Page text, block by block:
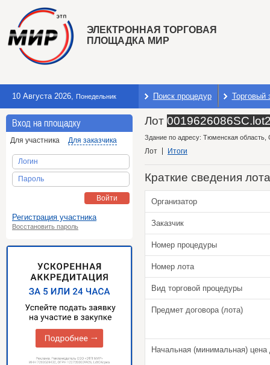
ЭЛЕКТРОННАЯ ТОРГОВАЯ
ПЛОЩАДКА МИР
10 Августа 2026, Понедельник Поиск процедур Торговый
Вход на площадку
Для участника Для заказчика
Логин
Пароль
Войти
Регистрация участника
Восстановить пароль
Лот
Здание по адресу: Тюменская
Лот Итоги
Краткие сведения лота
Организатор
Заказчик
Номер процедуры
Номер лота
Вид торговой процедуры
Предмет договора (лота)
Начальная (минимальная) цена